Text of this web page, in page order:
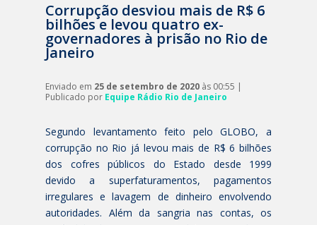
Corrupção desviou mais de R$ 6
bilhões e levou quatro ex-
governadores à prisão no Rio de
Janeiro
Enviado em 25 de setembro de 2020 às 00:55 |
Publicado por Equipe Rádio Rio de Janeiro
Segundo levantamento feito pelo GLOBO, a
corrupção no Rio já levou mais de R$ 6 bilhões
dos cofres públicos do Estado desde 1999
devido a superfaturamentos, pagamentos
irregulares e lavagem de dinheiro envolvendo
autoridades. Além da sangria nas contas, os